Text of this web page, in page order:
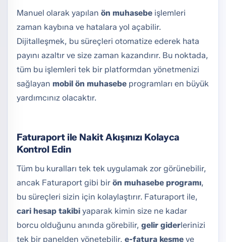
Manuel olarak yapılan ön muhasebe işlemleri
zaman kaybına ve hatalara yol açabilir.
Dijitalleşmek, bu süreçleri otomatize ederek hata
payını azaltır ve size zaman kazandırır. Bu noktada,
tüm bu işlemleri tek bir platformdan yönetmenizi
sağlayan mobil ön muhasebe programları en büyük
yardımcınız olacaktır.
Faturaportile Nakit Akışınızı Kolayca
Kontrol Edin
Tüm bu kuralları tek tek uygulamak zor görünebilir,
ancak Faturaport gibi bir ön muhasebe programı,
bu süreçleri sizin için kolaylaştırır. Faturaport ile,
cari hesap takibi yaparak kimin size ne kadar
borcu olduğunu anında görebilir, gelir giderlerinizi
tek bir panelden yönetebilir, e-fatura kesme ve